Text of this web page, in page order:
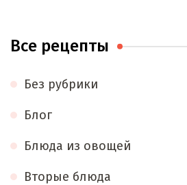
Все рецепты
Без рубрики
Блог
Блюда из овощей
Вторые блюда